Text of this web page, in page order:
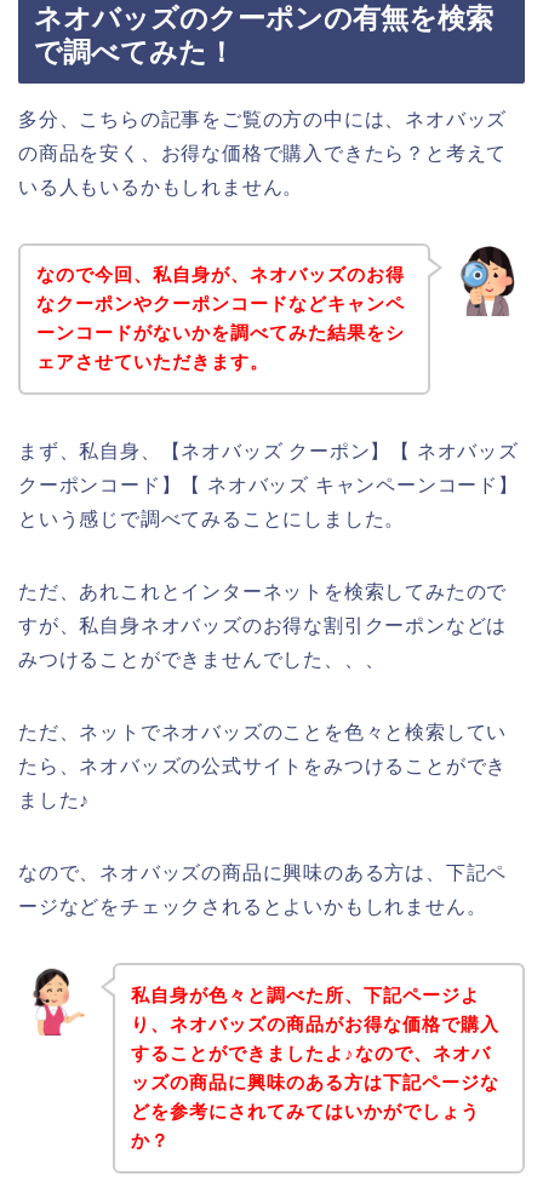
ネオバッズのクーポンの有無を検索
で調べてみた！
多分、こちらの記事をご覧の方の中には、ネオバッズ
の商品を安く、お得な価格で購入できたら？と考えて
いる人もいるかもしれません。
なので今回、私自身が、ネオバッズのお得
なクーポンやクーポンコードなどキャンペ
ーンコードがないかを調べてみた結果をシ
ェアさせていただきます。
まず、私自身、【ネオバッズ クーポン】【 ネオバッズ
クーポンコード】【 ネオバッズ キャンペーンコード】
という感じで調べてみることにしました。
ただ、あれこれとインターネットを検索してみたので
すが、私自身ネオバッズのお得な割引クーポンなどは
みつけることができませんでした、、、
ただ、ネットでネオバッズのことを色々と検索してい
たら、ネオバッズの公式サイトをみつけることができ
ました♪
なので、ネオバッズの商品に興味のある方は、下記ペ
ージなどをチェックされるとよいかもしれません。
私自身が色々と調べた所、下記ページよ
り、ネオバッズの商品がお得な価格で購入
することができましたよ♪なので、ネオバ
ッズの商品に興味のある方は下記ページな
どを参考にされてみてはいかがでしょう
か？